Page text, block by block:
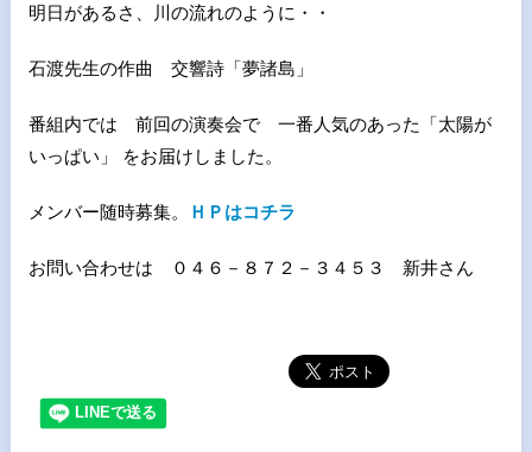
明日があるさ、川の流れのように・・
石渡先生の作曲 交響詩「夢諸島」
番組内では 前回の演奏会で 一番人気のあった「太陽が
いっぱい」 をお届けしました。
メンバー随時募集。 ＨＰはコチラ
お問い合わせは ０４６－８７２－３４５３ 新井さん